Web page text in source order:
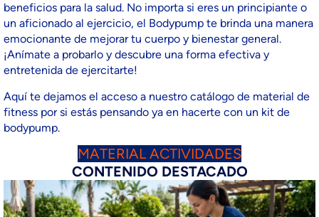
beneficios para la salud. No importa si eres un principiante o
un aficionado al ejercicio, el Bodypump te brinda una manera
emocionante de mejorar tu cuerpo y bienestar general.
¡Anímate a probarlo y descubre una forma efectiva y
entretenida de ejercitarte!
Aquí te dejamos el acceso a nuestro catálogo de material de
fitness por si estás pensando ya en hacerte con un kit de
bodypump.
MATERIAL ACTIVIDADES
CONTENIDO DESTACADO